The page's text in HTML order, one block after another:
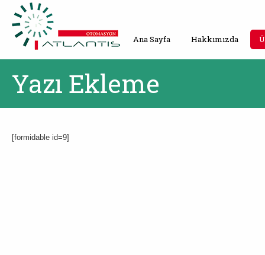
Ana Sayfa Hakkımızda
Yazı Ekleme
[formidable id=9]